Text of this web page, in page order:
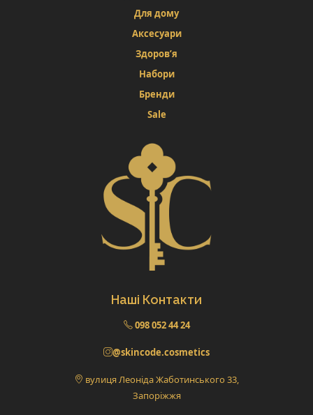
Для дому
Аксесуари
Здоров’я
Набори
Бренди
Sale
Наші Контакти
098 052 44 24
@skincode.cosmetics
вулиця Леоніда Жаботинського 33,
Запоріжжя